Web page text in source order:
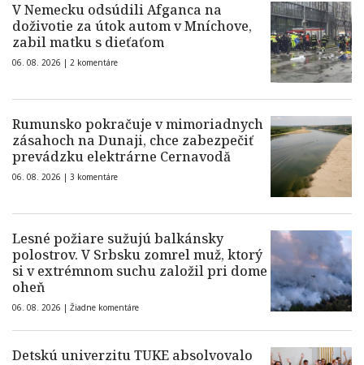
V Nemecku odsúdili Afganca na
doživotie za útok autom v Mníchove,
zabil matku s dieťaťom
06. 08. 2026 | 2 komentáre
Rumunsko pokračuje v mimoriadnych
zásahoch na Dunaji, chce zabezpečiť
prevádzku elektrárne Cernavodă
06. 08. 2026 | 3 komentáre
Lesné požiare sužujú balkánsky
polostrov. V Srbsku zomrel muž, ktorý
si v extrémnom suchu založil pri dome
oheň
06. 08. 2026 | Žiadne komentáre
Detskú univerzitu TUKE absolvovalo